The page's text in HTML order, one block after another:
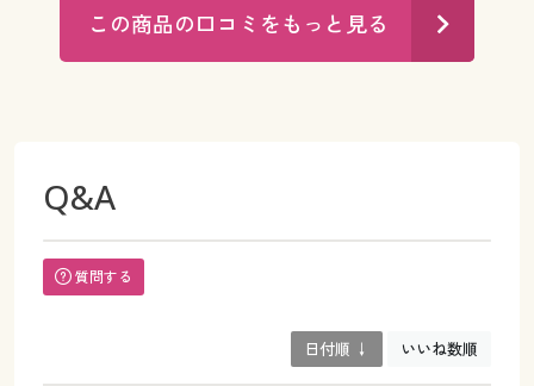
この商品の口コミをもっと見る
Q&A
質問する
日付順 ↓ いいね数順